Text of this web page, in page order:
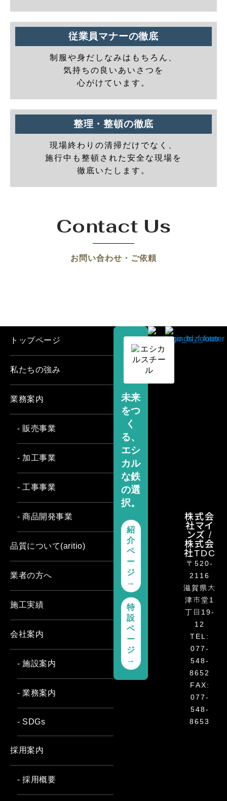
従業員マナーの徹底
制服や身だしなみはもちろん、
気持ちの良いあいさつを
心がけています。
整理・整頓の徹底
現場終わりの清掃だけでなく、
施行中も整頓された安全な現場を
徹底いたします。
Contact Us
お問い合わせ・ご依頼
株式会
社マイ
ンズ /
株式会
社TDC
〒520-
2116
滋賀県大
津市堂1
丁目19-
12
TEL:
077-
548-
8652
FAX:
077-
548-
8653
未来
をつ
く
る、
エシ
カル
な鉄
の選
択。
紹
介
ペ
ー
ジ
→
特
設
ペ
ー
ジ
→
トップページ
私たちの強み
業務案内
- 販売事業
- 加工事業
- 工事事業
- 商品開発事業
品質について(aritio)
業者の方へ
施工実績
会社案内
- 施設案内
- 業務案内
- SDGs
採用案内
- 採用概要